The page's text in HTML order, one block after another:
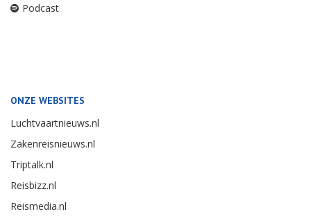
Podcast
ONZE WEBSITES
Luchtvaartnieuws.nl
Zakenreisnieuws.nl
Triptalk.nl
Reisbizz.nl
Reismedia.nl